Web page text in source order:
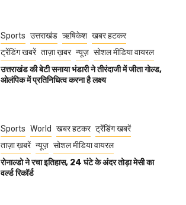
Sports उत्तराखंड ऋषिकेश खबर हटकर
ट्रेंडिंग खबरें ताज़ा ख़बर न्यूज़ सोशल मीडिया वायरल
उत्तराखंड की बेटी सनाया भंडारी ने तीरंदाजी में जीता गोल्ड,
ओलंपिक में प्रतिनिधित्व करना है लक्ष्य
Sports World खबर हटकर ट्रेंडिंग खबरें
ताज़ा ख़बरें न्यूज़ सोशल मीडिया वायरल
रोनाल्डो ने रचा इतिहास, 24 घंटे के अंदर तोड़ा मेसी का
वर्ल्ड रिकॉर्ड